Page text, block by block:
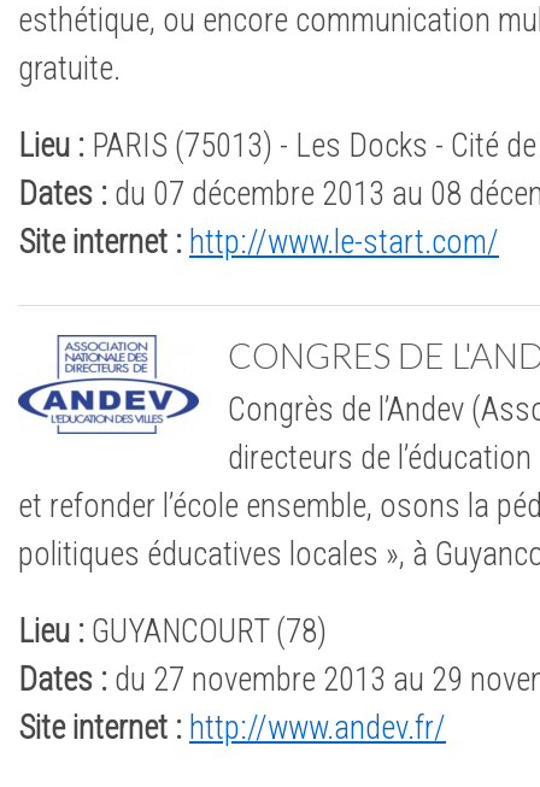
esthétique, ou encore communication
gratuite.
Lieu : PARIS (75013) - Les Docks - Cité
Dates : du 07 décembre 2013 au 08
Site internet : http://www.le-start.com/
CONGRES DE
Congrès de l’Andev
directeurs de
et refonder l’école ensemble, osons la
politiques éducatives locales », à
Lieu : GUYANCOURT (78)
Dates : du 27 novembre 2013 au 29
Site internet : http://www.andev.fr/